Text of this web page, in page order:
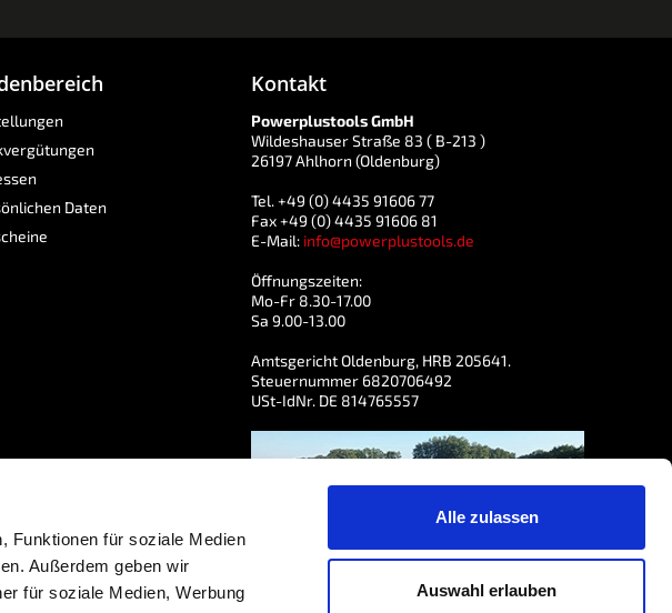
Funktionen für soziale Medien
Außerdem geben wir
für soziale Medien, Werbung
Alle zulassen
Auswahl erlauben
Daten
Kontakt
Powerplustools GmbH
Wildeshauser Straße 83 ( B-213 )
26197 Ahlhorn (Oldenburg)
Tel. +49 (0) 4435 91606 77
Fax +49 (0) 4435 91606 81
E-Mail: info@powerplustools.de
Öffnungszeiten:
Mo-Fr 8.30-17.00
Sa 9.00-13.00
Amtsgericht Oldenburg, HRB 205641.
Steuernummer 6820706492
USt-IdNr. DE 814765557